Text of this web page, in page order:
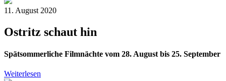
11. August 2020
Ostritz schaut hin
Spätsommerliche Filmnächte vom 28. August bis 25. September
Weiterlesen